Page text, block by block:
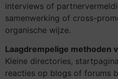
interviews of
samenwerking of cross-
organische wijze.
Laagdrempelige methoden
Kleine directories,
reacties op blogs of forums